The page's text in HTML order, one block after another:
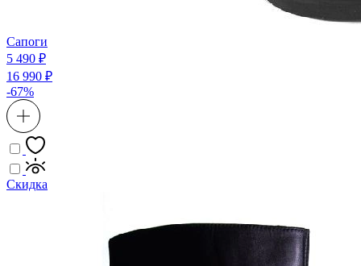
Сапоги
5 490 ₽
16 990 ₽
-67%
Скидка